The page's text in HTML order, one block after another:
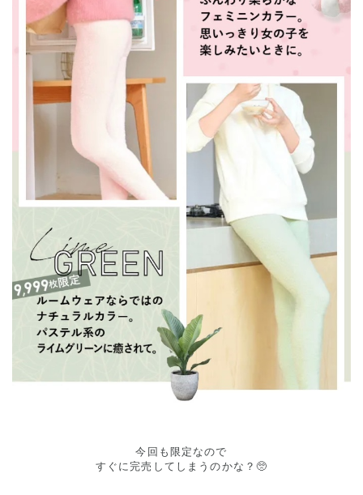
今回も限定なので
すぐに完売してしまうのかな？🥺